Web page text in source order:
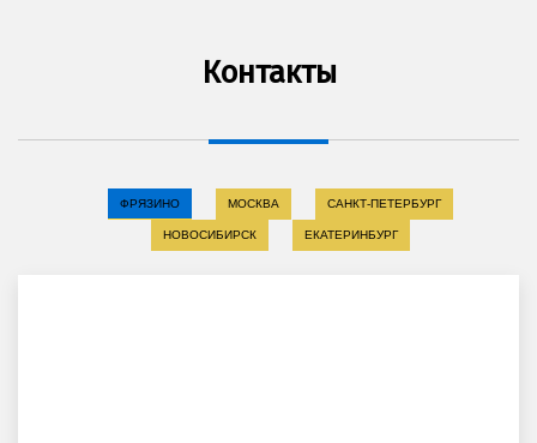
Контакты
ФРЯЗИНО МОСКВА САНКТ-ПЕТЕРБУРГ
НОВОСИБИРСК ЕКАТЕРИНБУРГ